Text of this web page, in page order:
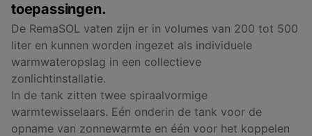
toepassingen.
De RemaSOL vaten zijn er in volumes van 200 tot 500
liter en kunnen worden ingezet als individuele
warmwateropslag in een collectieve
zonlichtinstallatie.
In de tank zitten twee spiraalvormige
warmtewisselaars. Eén onderin de tank voor de
opname van zonnewarmte en één voor het koppelen